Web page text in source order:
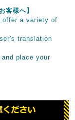
様へ】
offer a variety of
translation
place your